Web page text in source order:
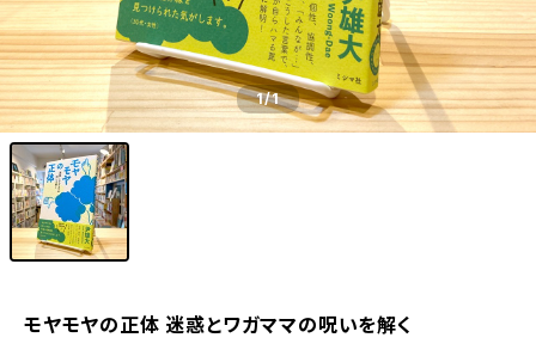
1/1
モヤモヤの正体 迷惑とワガママの呪いを解く